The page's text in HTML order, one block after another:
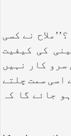
نے کسی
کی کیفیت
سرو کار نہیں
اسی سمت چلتے
جائے گا کہ